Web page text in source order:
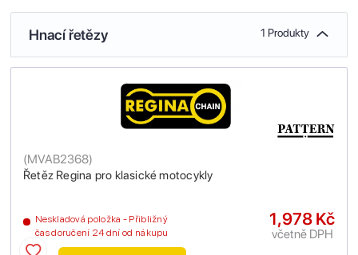
Hnací řetězy 1 Produkty
Řetěz Regina pro klasické motocykly
(MVAB2368)
Neskladová položka - Přibližný
čas doručení 24 dní od nákupu
1,978 Kč
včetně DPH